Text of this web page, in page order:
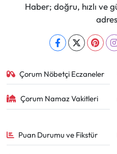
Haber; doğru, hızlı ve
Çorum Nöbetçi Eczaneler
Çorum Namaz Vakitleri
Puan Durumu ve Fikstür